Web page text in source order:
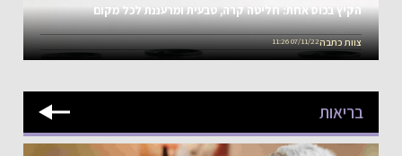
הקיץ בכוס אחת: חליטה קרה, טבעית ומרעננת לכל מקום
צוות כתבה07/11/22 11:26
בריאות